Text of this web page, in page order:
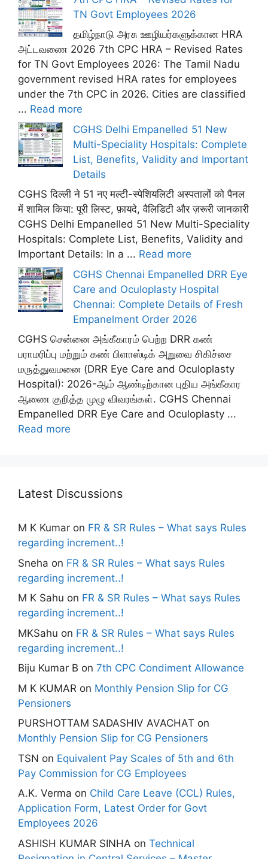
TN Govt Employees 2026
தமிழ்நாடு அரசு ஊழியர்களுக்கான HRA
அட்டவணை 2026 7th CPC HRA – Revised Rates
for TN Govt Employees 2026: The Tamil Nadu
government revised HRA rates for employees
under the 7th CPC in 2026. Cities are classified
... Read more
CGHS Delhi Empanelled 51 New
Multi-Speciality Hospitals: Complete
List, Benefits, Validity and Important
Details
CGHS दिल्ली ने 51 नए मल्टी-स्पेशियलिटी अस्पतालों को पैनल
में शामिल किया: पूरी लिस्ट, फ़ायदे, वैलिडिटी और ज़रूरी जानकारी
CGHS Delhi Empanelled 51 New Multi-Speciality
Hospitals: Complete List, Benefits, Validity and
Important Details: In a ... Read more
CGHS Chennai Empanelled DRR Eye
Care and Oculoplasty Hospital
Chennai: Complete Details of Fresh
Empanelment Order 2026
CGHS சென்னை அங்கீகாரம் பெற்ற DRR கண்
பராமரிப்பு மற்றும் கண் பிளாஸ்டிக் அறுவை சிகிச்சை
மருத்துவமனை (DRR Eye Care and Oculoplasty
Hospital): 2026-ஆம் ஆண்டிற்கான புதிய அங்கீகார
ஆணை குறித்த முழு விவரங்கள். CGHS Chennai
Empanelled DRR Eye Care and Oculoplasty ...
Read more
Latest Discussions
M K Kumar on FR & SR Rules – What says Rules
regarding increment..!
Sneha on FR & SR Rules – What says Rules
regarding increment..!
M K Sahu on FR & SR Rules – What says Rules
regarding increment..!
MKSahu on FR & SR Rules – What says Rules
regarding increment..!
Biju Kumar B on 7th CPC Condiment Allowance
M K KUMAR on Monthly Pension Slip for CG
Pensioners
PURSHOTTAM SADASHIV AVACHAT on
Monthly Pension Slip for CG Pensioners
TSN on Equivalent Pay Scales of 5th and 6th
Pay Commission for CG Employees
A.K. Verma on Child Care Leave (CCL) Rules,
Application Form, Latest Order for Govt
Employees 2026
ASHISH KUMAR SINHA on Technical